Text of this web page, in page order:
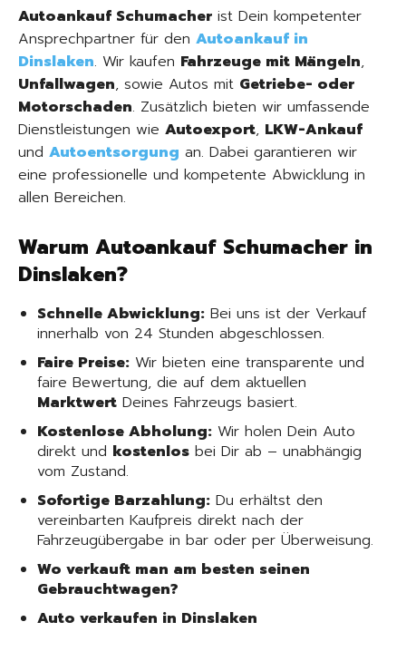
Autoankauf Schumacher ist Dein kompetenter
Ansprechpartner für den Autoankauf in
Dinslaken. Wir kaufen Fahrzeuge mit Mängeln,
Unfallwagen, sowie Autos mit Getriebe- oder
Motorschaden. Zusätzlich bieten wir umfassende
Dienstleistungen wie Autoexport, LKW-Ankauf
und Autoentsorgung an. Dabei garantieren wir
eine professionelle und kompetente Abwicklung in
allen Bereichen.
Warum Autoankauf Schumacher in
Dinslaken?
Schnelle Abwicklung: Bei uns ist der Verkauf
innerhalb von 24 Stunden abgeschlossen.
Faire Preise: Wir bieten eine transparente und
faire Bewertung, die auf dem aktuellen
Marktwert Deines Fahrzeugs basiert.
Kostenlose Abholung: Wir holen Dein Auto
direkt und kostenlos bei Dir ab – unabhängig
vom Zustand.
Sofortige Barzahlung: Du erhältst den
vereinbarten Kaufpreis direkt nach der
Fahrzeugübergabe in bar oder per Überweisung.
Wo verkauft man am besten seinen
Gebrauchtwagen?
Auto verkaufen in Dinslaken